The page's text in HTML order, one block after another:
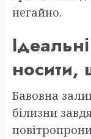
негайно.
носити,
Бавовна
білизни